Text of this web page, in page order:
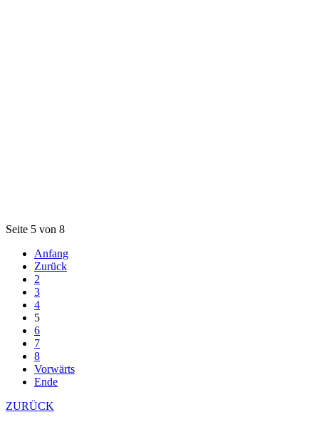
Seite 5 von 8
Anfang
Zurück
2
3
4
5
6
7
8
Vorwärts
Ende
ZURÜCK